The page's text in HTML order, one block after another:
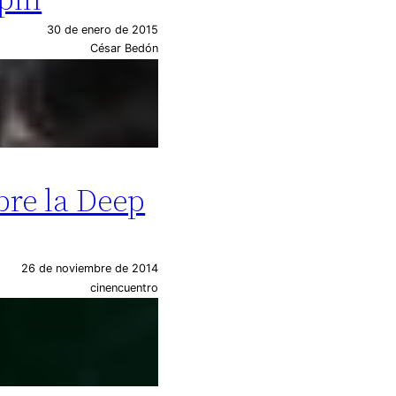
30 de enero de 2015
César Bedón
la Deep
26 de noviembre de 2014
cinencuentro